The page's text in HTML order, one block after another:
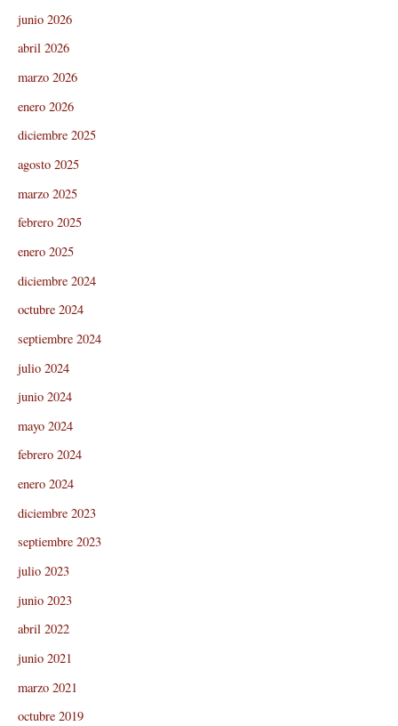
junio 2026
abril 2026
marzo 2026
enero 2026
diciembre 2025
agosto 2025
marzo 2025
febrero 2025
enero 2025
diciembre 2024
octubre 2024
septiembre 2024
julio 2024
junio 2024
mayo 2024
febrero 2024
enero 2024
diciembre 2023
septiembre 2023
julio 2023
junio 2023
abril 2022
junio 2021
marzo 2021
octubre 2019